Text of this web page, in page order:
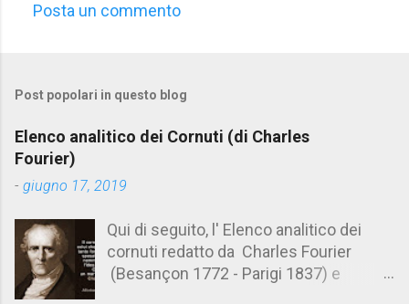
m
e
n
t
Posta un commento
Post popolari in questo blog
Elenco analitico dei Cornuti (di Charles
Fourier)
- giugno 17, 2019
Qui di seguito, l' Elenco analitico dei
cornuti redatto da Charles Fourier
(Besançon 1772 - Parigi 1837) e